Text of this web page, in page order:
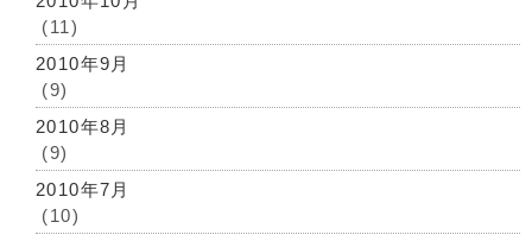
(11)
2010年9月
(9)
2010年8月
(9)
2010年7月
(10)